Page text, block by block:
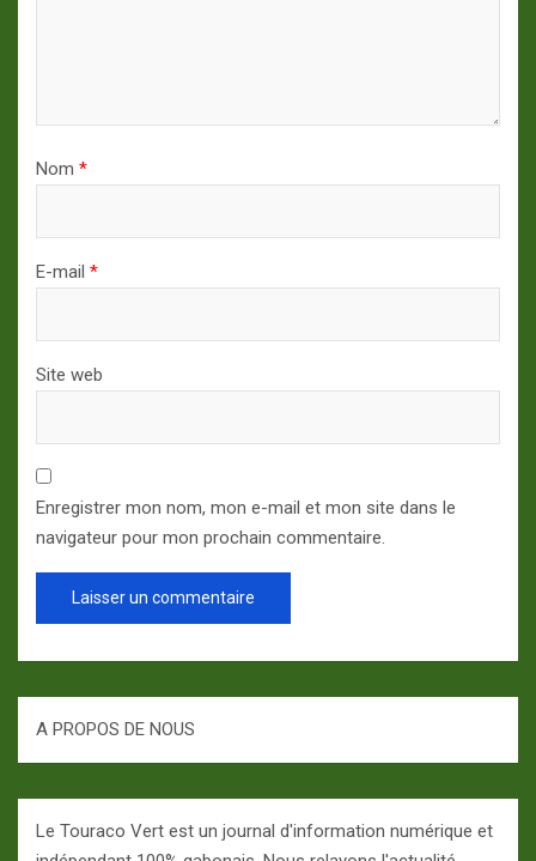
Nom *
E-mail *
Site web
Enregistrer mon nom, mon e-mail et mon site dans le
navigateur pour mon prochain commentaire.
A PROPOS DE NOUS
Le Touraco Vert est un journal d'information numérique et